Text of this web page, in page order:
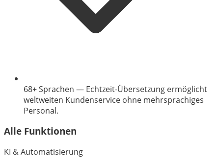
68+ Sprachen — Echtzeit-Übersetzung ermöglicht
weltweiten Kundenservice ohne mehrsprachiges
Personal.
Alle Funktionen
KI & Automatisierung